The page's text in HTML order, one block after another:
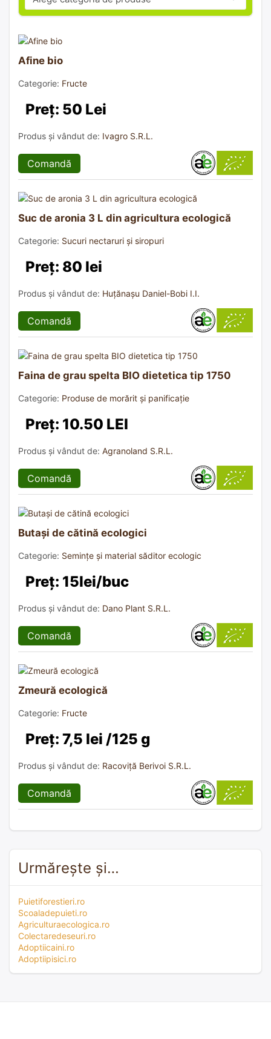
Afine bio
Categorie: Fructe
Preț: 50 Lei
Produs și vândut de: Ivagro S.R.L.
Comandă
Suc de aronia 3 L din agricultura ecologică
Categorie: Sucuri nectaruri și siropuri
Preț: 80 lei
Produs și vândut de: Huțănașu Daniel-Bobi I.I.
Comandă
Faina de grau spelta BIO dietetica tip 1750
Categorie: Produse de morărit și panificație
Preț: 10.50 LEI
Produs și vândut de: Agranoland S.R.L.
Comandă
Butași de cătină ecologici
Categorie: Semințe și material săditor ecologic
Preț: 15lei/buc
Produs și vândut de: Dano Plant S.R.L.
Comandă
Zmeură ecologică
Categorie: Fructe
Preț: 7,5 lei /125 g
Produs și vândut de: Racoviță Berivoi S.R.L.
Comandă
Urmărește și…
Puietiforestieri.ro
Scoaladepuieti.ro
Agriculturaecologica.ro
Colectaredeseuri.ro
Adoptiicaini.ro
Adoptiipisici.ro